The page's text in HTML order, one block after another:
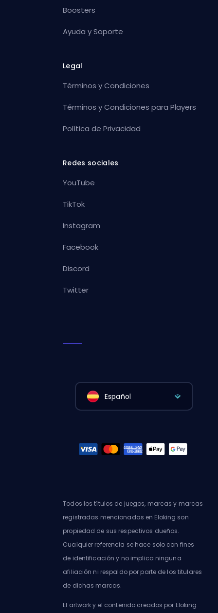
Boosters
Ayuda y Soporte
Legal
Términos y Condiciones
Términos y Condiciones para Players
Política de Privacidad
Redes sociales
YouTube
TikTok
Instagram
Facebook
Discord
Twitter
Español
Todos los títulos de juegos, marcas y marcas
registradas mencionadas en Eloking son
propiedad de sus respectivos dueños.
Cualquier referencia se hace solo con fines
de identificación y no implica ninguna
afiliación ni respaldo por parte de los titulares
de dichas marcas.
El artwork y el contenido creados por Eloking